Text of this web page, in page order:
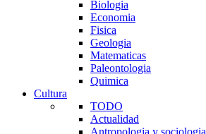
Biologia
Economia
Fisica
Geologia
Matematicas
Paleontologia
Quimica
Cultura
TODO
Actualidad
Antropologia y sociologia